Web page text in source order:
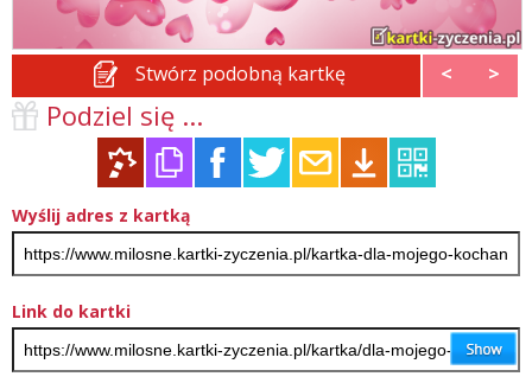
Stwórz podobną kartkę < >
Podziel się ...
Wyślij adres z kartką
Link do kartki